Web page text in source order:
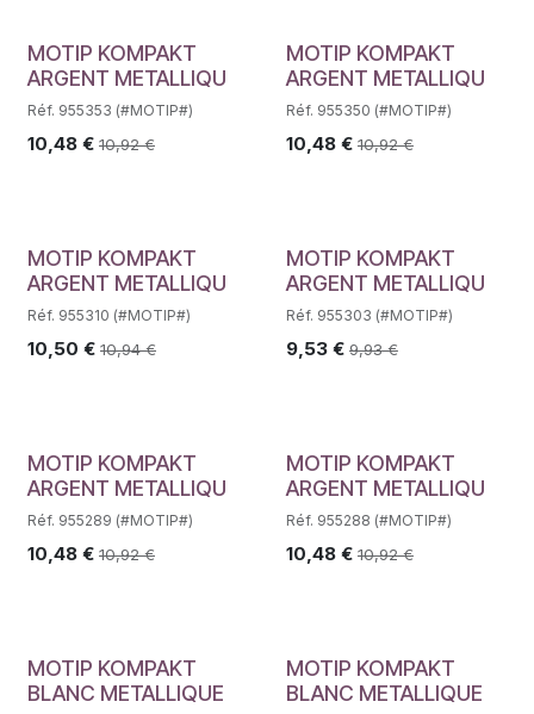
MOTIP KOMPAKT
ARGENT METALLIQU
Réf. 955353 (#MOTIP#)
10,48 € 10,92€
MOTIP KOMPAKT
ARGENT METALLIQU
Réf. 955350 (#MOTIP#)
10,48€ 10,92€
MOTIP KOMPAKT
ARGENT METALLIQU
Réf. 955310 (#MOTIP#)
10,50 € 10,94€
MOTIP KOMPAKT
ARGENT METALLIQU
Réf. 955303 (#MOTIP#)
9,53€ 9,93€
MOTIP KOMPAKT
ARGENT METALLIQU
Réf. 955289 (#MOTIP#)
10,48 € 10,92€
MOTIP KOMPAKT
ARGENT METALLIQU
Réf. 955288 (#MOTIP#)
10,48€ 10,92€
MOTIP KOMPAKT
BLANC METALLIQUE
MOTIP KOMPAKT
BLANC METALLIQUE